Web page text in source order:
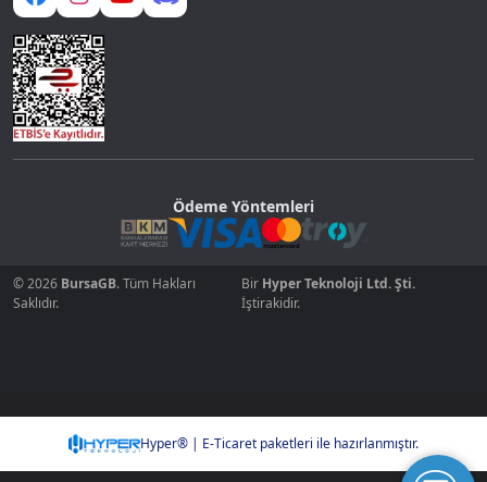
Ödeme Yöntemleri
© 2026 BursaGB. Tüm Hakları
Saklıdır.
Bir Hyper Teknoloji Ltd. Şti.
İştirakidir.
Hyper® | E-Ticaret paketleri ile hazırlanmıştır.